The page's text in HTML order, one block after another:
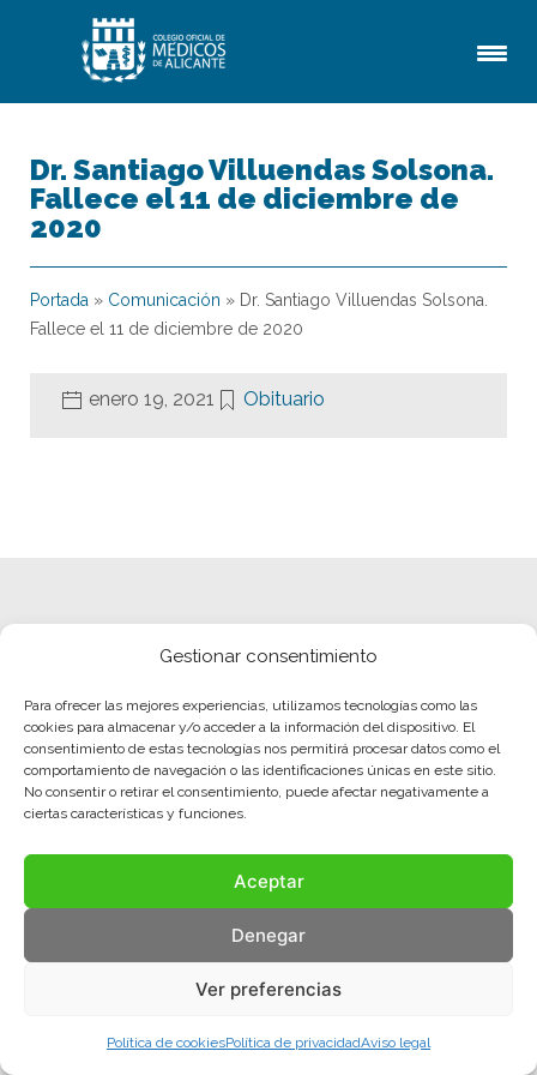
Gestionar consentimiento
Para ofrecer las mejores experiencias, utilizamos tecnologías como las
cookies para almacenar y/o acceder a la información del dispositivo. El
consentimiento de estas tecnologías nos permitirá procesar datos como el
comportamiento de navegación o las identificaciones únicas en este sitio.
No consentir o retirar el consentimiento, puede afectar negativamente a
ciertas características y funciones.
Aceptar
Denegar
Ver preferencias
Política de cookiesPolítica de privacidadAviso legal
Dr. Santiago Villuendas Solsona.
Fallece el 11 de diciembre de
2020
Portada » Comunicación » Dr. Santiago Villuendas Solsona.
Fallece el 11 de diciembre de 2020
enero 19, 2021 Obituario
© COMA, 2022Todos los derechos reservados